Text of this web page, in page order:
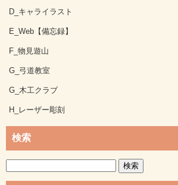
D_キャライラスト
E_Web【備忘録】
F_物見遊山
G_弓道教室
G_木工クラブ
H_レーザー彫刻
検索